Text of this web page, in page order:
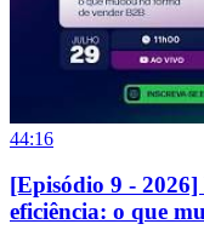
44:16
[Episódio 9 - 2026]
eficiência: o que